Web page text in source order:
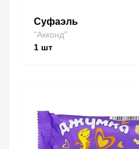
Суфаэль
"Акконд"
1 шт